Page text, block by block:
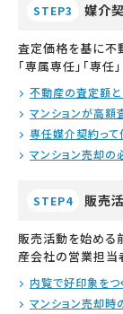
STEP3 媒介
査定価格を基に不
「専属専任」「専任
不動産の査定額
マンションが高額
専任媒介契約って
マンション売却の
STEP4 販売
販売活動を始める
産会社の営業担当
内覧で好印象を
マンション売却時